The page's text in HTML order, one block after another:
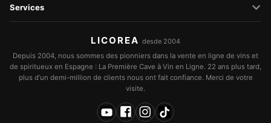
Services
LICOREA desde 2004
Depuis 2004, nous sommes des pionniers dans la vente en ligne de vins et
de spiritueux en Espagne : La Première Cave à Vin en Ligne. 22 ans plus tard,
plus d’un demi-million de clients nous ont fait confiance. Merci de votre
visite.